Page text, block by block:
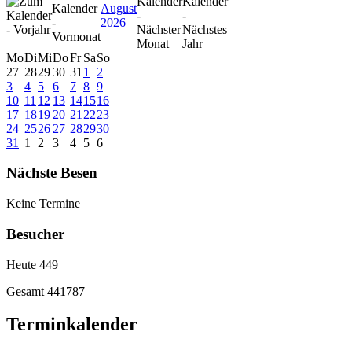
August
2026
MoDiMiDoFr SaSo
27 282930 31 1
2
3
4 5 6 7 8 9
10 11 12 13 141516
17 1819 20 21 2223
24 2526 27 282930
31
1 2 3 4 5 6
Nächste Besen
Keine Termine
Besucher
Heute 449
Gesamt 441787
Terminkalender